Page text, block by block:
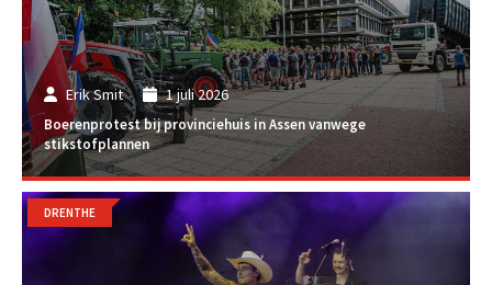
Erik Smit 1 juli 2026
Boerenprotest bij provinciehuis in Assen vanwege
stikstofplannen
DRENTHE